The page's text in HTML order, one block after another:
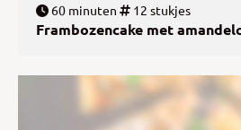
60 minuten 12 stukjes
Frambozencake met